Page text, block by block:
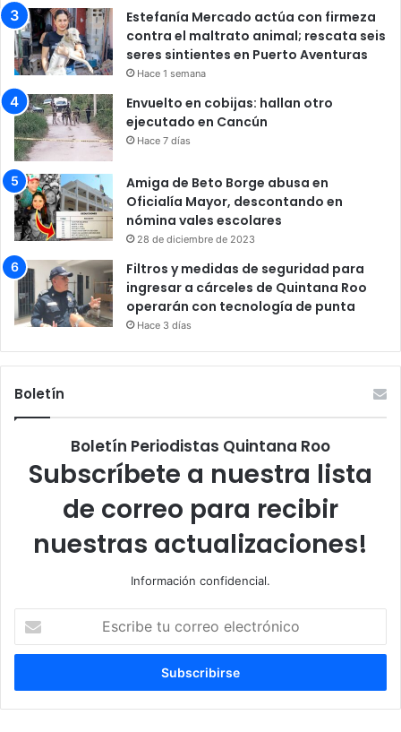
Estefanía Mercado actúa con firmeza
contra el maltrato animal; rescata seis
seres sintientes en Puerto Aventuras
Hace 1 semana
Envuelto en cobijas: hallan otro
ejecutado en Cancún
Hace 7 días
Amiga de Beto Borge abusa en
Oficialía Mayor, descontando en
nómina vales escolares
28 de diciembre de 2023
Filtros y medidas de seguridad para
ingresar a cárceles de Quintana Roo
operarán con tecnología de punta
Hace 3 días
Boletín
Boletín Periodistas Quintana Roo
Subscríbete a nuestra lista
de correo para recibir
nuestras actualizaciones!
Información confidencial.
correo